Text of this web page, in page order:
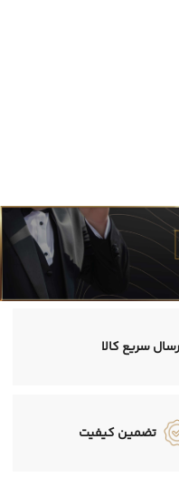
سریع کالا
تضمین کیفیت